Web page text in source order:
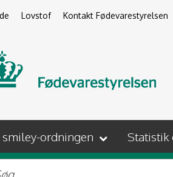
Lovstof Kontakt Fødevarestyrelsen
smiley-ordningen Statistik